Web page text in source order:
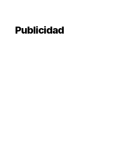
Publicidad